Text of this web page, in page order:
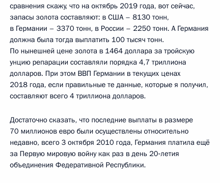
сравнения скажу, что на октябрь 2019 года, вот сейчас,
запасы золота составляют: в США – 8130 тонн,
в Германии – 3370 тонн, в России – 2250 тонн. А Германия
должна была тогда выплатить 100 тысяч тонн.
По нынешней цене золота в 1464 доллара за тройскую
унцию репарации составляли порядка 4,7 триллиона
долларов. При этом ВВП Германии в текущих ценах
2018 года, если правильные те данные, которые я получил,
составляют всего 4 триллиона долларов.
Достаточно сказать, что последние выплаты в размере
70 миллионов евро были осуществлены относительно
недавно, всего 3 октября 2010 года, Германия платила ещё
за Первую мировую войну как раз в день 20‑летия
объединения Федеративной Республики.